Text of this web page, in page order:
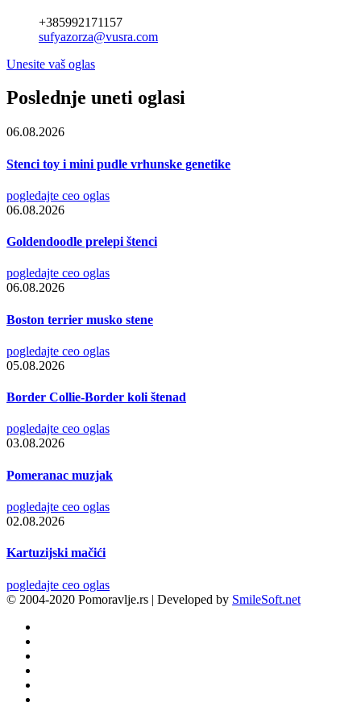
+385992171157
sufyazorza@vusra.com
Unesite vaš oglas
Poslednje uneti oglasi
06.08.2026
Stenci toy i mini pudle vrhunske genetike
pogledajte ceo oglas
06.08.2026
Goldendoodle prelepi štenci
pogledajte ceo oglas
06.08.2026
Boston terrier musko stene
pogledajte ceo oglas
05.08.2026
Border Collie-Border koli štenad
pogledajte ceo oglas
03.08.2026
Pomeranac muzjak
pogledajte ceo oglas
02.08.2026
Kartuzijski mačići
pogledajte ceo oglas
© 2004-2020 Pomoravlje.rs | Developed by SmileSoft.net